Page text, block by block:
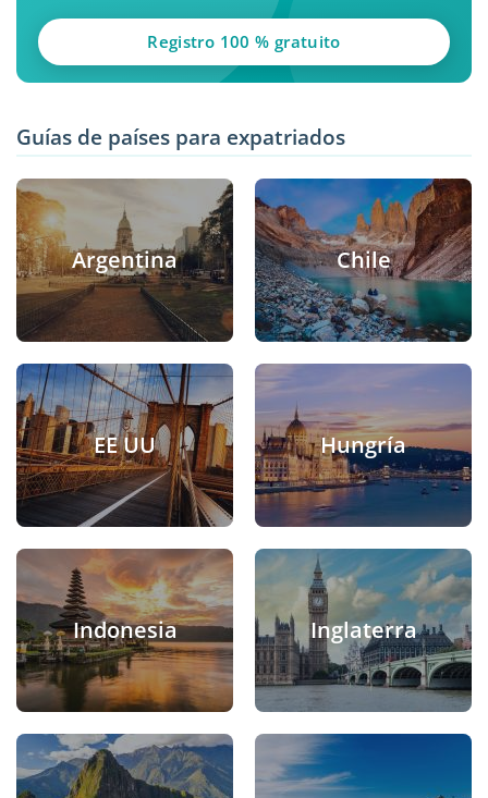
Registro 100 % gratuito
Guías de países para expatriados
Argentina Chile
EE UU Hungría
Indonesia Inglaterra